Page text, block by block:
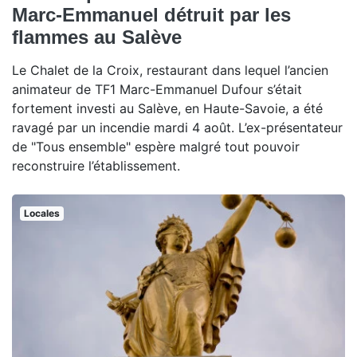
Marc-Emmanuel détruit par les
flammes au Salève
Le Chalet de la Croix, restaurant dans lequel l’ancien
animateur de TF1 Marc-Emmanuel Dufour s’était
fortement investi au Salève, en Haute-Savoie, a été
ravagé par un incendie mardi 4 août. L’ex-présentateur
de "Tous ensemble" espère malgré tout pouvoir
reconstruire l’établissement.
Locales